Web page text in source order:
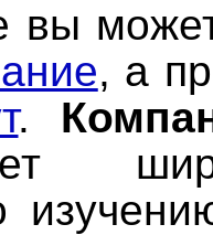
вы
, а
.